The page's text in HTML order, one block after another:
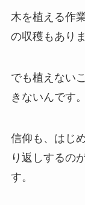
木を植える作
の収穫もあり
でも植えない
きないんです。
信仰も、はじ
り返しするの
す。